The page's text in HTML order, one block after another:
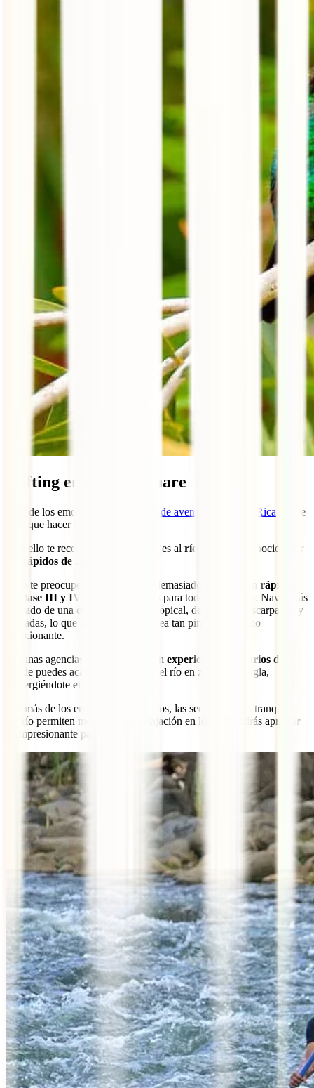
Rafting en el río Pacuare
Otro de los emocionantes deportes de aventura en Costa Rica al aire
libre que hacer es el rafting.
Para ello te recomendamos que viajes al río Pacuare
, conocido por
rápidos de clase mundial.
Y no te preocupes si no controlas demasiado, porque con rápidos
de clase III y IV
, hay experiencias para todos los gustos. Navegarás
rodeado de una exuberante selva tropical, desfiladeros escarpados y
cascadas, lo que hará que el viaje sea tan pintoresco como
emocionante.
Algunas agencias de rafting ofrecen experiencias de varios días
donde puedes acampar a lo largo del río en zonas de jungla,
sumergiéndote en la naturaleza.
Además de los emocionantes rápidos, las secciones más tranquilas
del río permiten momentos de relajación en los que podrás apreciar
el impresionante paisaje.